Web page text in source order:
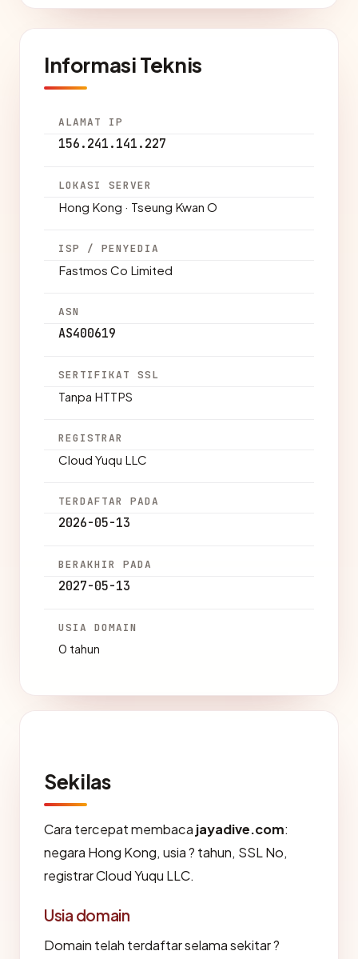
Informasi Teknis
ALAMAT IP
156.241.141.227
LOKASI SERVER
Hong Kong · Tseung Kwan O
ISP / PENYEDIA
Fastmos Co Limited
ASN
AS400619
SERTIFIKAT SSL
Tanpa HTTPS
REGISTRAR
Cloud Yuqu LLC
TERDAFTAR PADA
2026-05-13
BERAKHIR PADA
2027-05-13
USIA DOMAIN
0 tahun
Sekilas
Cara tercepat membaca jayadive.com:
negara Hong Kong, usia ? tahun, SSL No,
registrar Cloud Yuqu LLC.
Usia domain
Domain telah terdaftar selama sekitar ?